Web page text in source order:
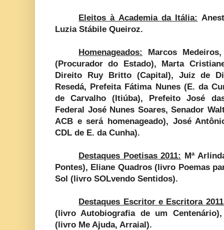
Eleitos à Academia da Itália:
Luzia Stábile Queiroz.
Homenageados:
Marcos
(Procurador do Estado), Marta
Direito Ruy Britto (Capital), Juiz de
Resedá, Prefeita Fátima Nunes (E. da
de Carvalho (Itiúba), Prefeito José
Federal José Nunes Soares, Senador
ACB e será homenageado), José
CDL de E. da Cunha).
Destaques Poetisas 2011: Mª
Pontes), Eliane Quadros (livro Poemas
Sol (livro SOLvendo Sentidos).
Destaques Escritor e Escritora
(livro Autobiografia de um
(livro Me Ajuda, Arraial).